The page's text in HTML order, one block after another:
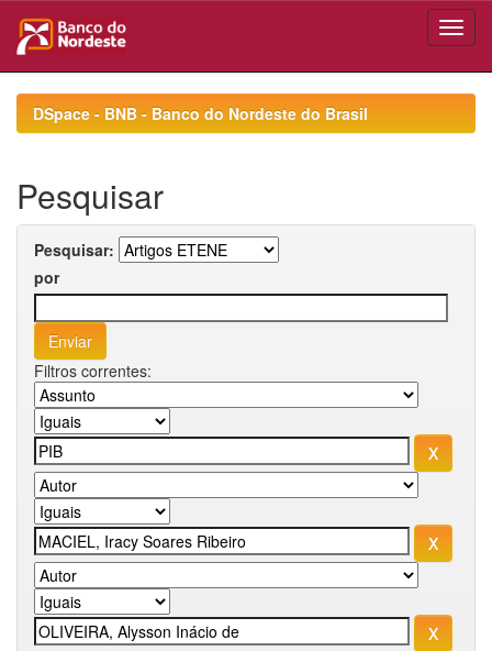
navigationDSpace - BNB - Banco do Nordeste do Brasil
Pesquisar
Pesquisar:
por
Filtros correntes: